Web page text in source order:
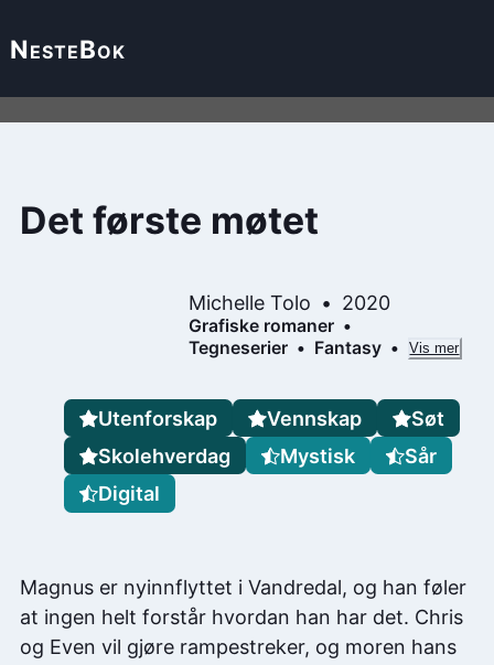
NesteBok
Det første møtet
Michelle Tolo 2020
Grafiske romaner
Tegneserier
Fantasy Vis mer
Magnus er nyinnflyttet i Vandredal, og han føler
at ingen helt forstår hvordan han har det. Chris
og Even vil gjøre rampestreker, og moren hans
Utenforskap Vennskap
Søt
Skolehverdag
Mystisk
Sår
Digital